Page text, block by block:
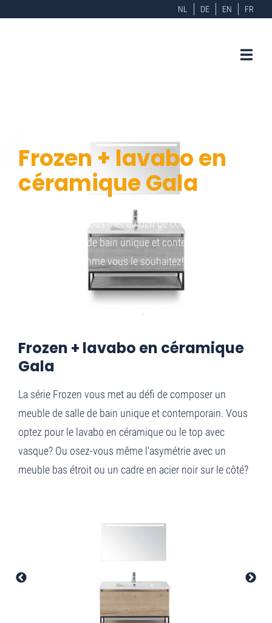
NL DE EN FR
Frozen + lavabo en
céramique Gala
La série Frozen vous met au défi de composer un
meuble de salle de bain unique et contemporain. Créez
et combinez comme vous le souhaitez!
Frozen + lavabo en céramique
Gala
La série Frozen vous met au défi de composer un
meuble de salle de bain unique et contemporain. Vous
optez pour le lavabo en céramique ou le top avec
vasque? Ou osez-vous même l'asymétrie avec un
meuble bas étroit ou un cadre en acier noir sur le côté?